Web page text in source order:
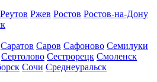
Реутов Ржев Ростов Ростов-на-Дону
Саратов Саров Сафоново Семилуки
Сертолово Сестрорецк Смоленск
Сочи Среднеуральск